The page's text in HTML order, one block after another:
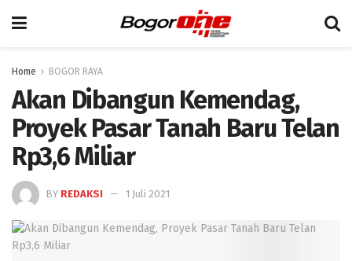
Home BOGOR RAYA
Akan Dibangun Kemendag,
Proyek Pasar Tanah Baru Telan
Rp3,6 Miliar
BY REDAKSI 1 Juli 2021